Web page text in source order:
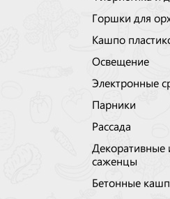
Горшки для
Кашпо
Освещение
Электронные
Парники
Рассада
Декоративные
саженцы
Бетонные